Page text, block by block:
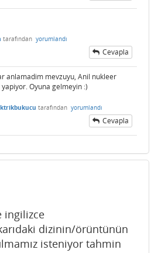
tarafından yorumlandı
Cevapla
anlamadim mevzuyu, Anil nukleer
Oyuna gelmeyin :)
tarafından yorumlandı
Cevapla
ingilizce
dizinin/örüntünün
isteniyor tahmin